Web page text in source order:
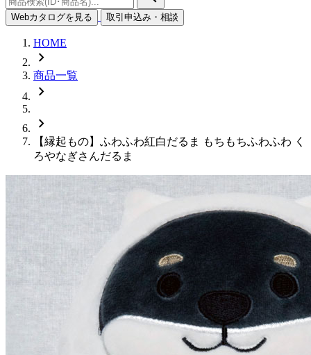
Webカタログを見る 取引申込み・相談
HOME
chevron_right
商品一覧
chevron_right
chevron_right
【縁起もの】ふわふわ紅白だるま もちもちふわふわ く
ろやなぎさんだるま